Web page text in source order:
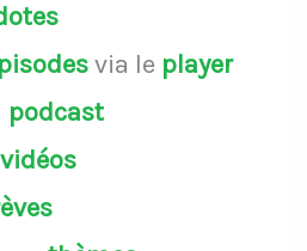
via le player
podcast
vidéos